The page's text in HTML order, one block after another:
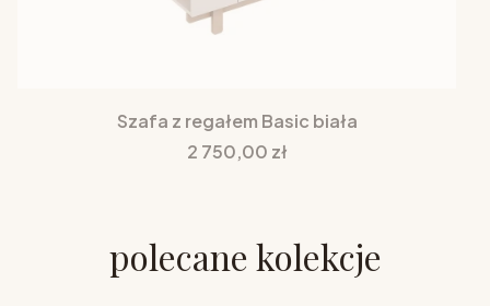
Szafa z regałem Basic biała
Cena
2 750,00 zł
polecane kolekcje